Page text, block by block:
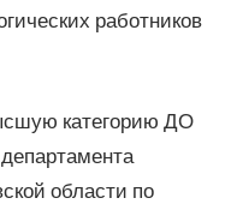
работников
категорию ДО
области по